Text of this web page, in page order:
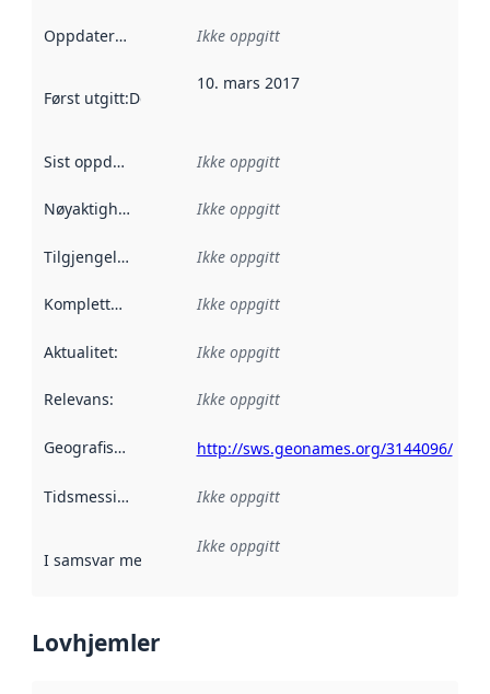
Oppdateringsfrekvens :
Ikke oppgitt
Først utgitt:Denne datoen sier når dataene i dette
10. mars 2017
Sist oppdatert Ikke oppgitt
Nøyaktighet Ikke oppgitt
Tilgjengelighet Ikke oppgitt
Kompletthet Ikke oppgitt
Aktualitet: Ikke oppgitt
Relevans: Ikke oppgitt
Geografisk avgrensning :
http://sws.geonames.org/3144096/
Tidsmessig avgrensning :
Ikke oppgitt
I samsvar med Referanse til en implementasjonsregel
Ikke oppgitt
Lovhjemler